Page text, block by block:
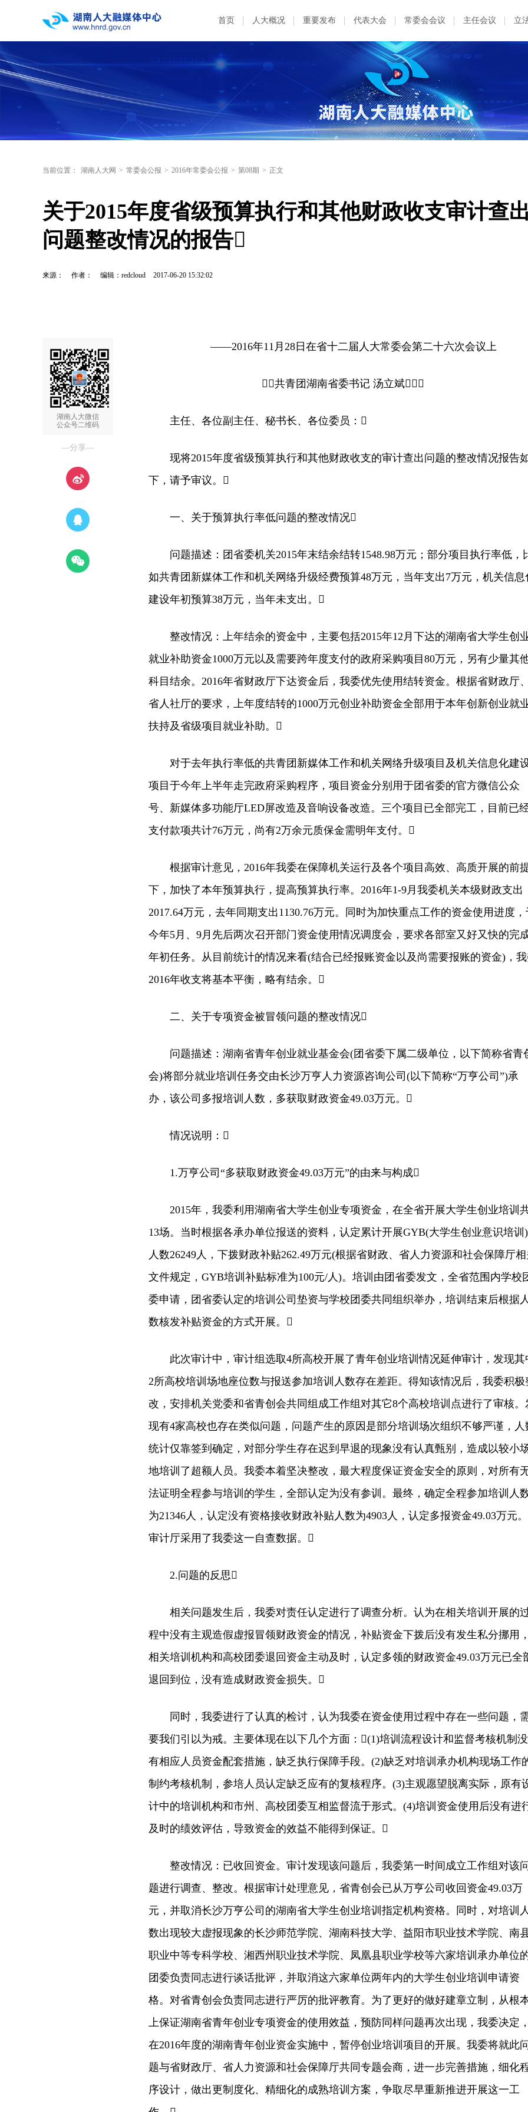
首页 人大概况 重要发布 代表大会 常委会会议 主任会议 立
当前位置： 湖南人大网 > 常委会公报 > 2016年常委会公报 > 第08期 > 正文
关于2015年度省级预算执行和其他财政收支审计查出
问题整改情况的报告
来源： 作者： 编辑：redcloud 2017-06-20 15:32:02
湖南人大微信
公众号二维码
—分享—
——2016年11月28日在省十二届人大常委会第二十六次会议上
共青团湖南省委书记 汤立斌
主任、各位副主任、秘书长、各位委员：
现将2015年度省级预算执行和其他财政收支的审计查出问题的整改情况报告
下，请予审议。
一、关于预算执行率低问题的整改情况
问题描述：团省委机关2015年末结余结转1548.98万元；部分项目执行率低，
如共青团新媒体工作和机关网络升级经费预算48万元，当年支出7万元，机关信息
建设年初预算38万元，当年未支出。
整改情况：上年结余的资金中，主要包括2015年12月下达的湖南省大学生创
就业补助资金1000万元以及需要跨年度支付的政府采购项目80万元，另有少量其
科目结余。2016年省财政厅下达资金后，我委优先使用结转资金。根据省财政厅、
省人社厅的要求，上年度结转的1000万元创业补助资金全部用于本年创新创业就
扶持及省级项目就业补助。
对于去年执行率低的共青团新媒体工作和机关网络升级项目及机关信息化建
项目于今年上半年走完政府采购程序，项目资金分别用于团省委的官方微信公众
号、新媒体多功能厅LED屏改造及音响设备改造。三个项目已全部完工，目前已
支付款项共计76万元，尚有2万余元质保金需明年支付。
根据审计意见，2016年我委在保障机关运行及各个项目高效、高质开展的前
下，加快了本年预算执行，提高预算执行率。2016年1-9月我委机关本级财政支出
2017.64万元，去年同期支出1130.76万元。同时为加快重点工作的资金使用进度，
今年5月、9月先后两次召开部门资金使用情况调度会，要求各部室又好又快的完
年初任务。从目前统计的情况来看(结合已经报账资金以及尚需要报账的资金)，
2016年收支将基本平衡，略有结余。
二、关于专项资金被冒领问题的整改情况
问题描述：湖南省青年创业就业基金会(团省委下属二级单位，以下简称省青
会)将部分就业培训任务交由长沙万亨人力资源咨询公司(以下简称“万亨公司”)承
办，该公司多报培训人数，多获取财政资金49.03万元。
情况说明：
1.万亨公司“多获取财政资金49.03万元”的由来与构成
2015年，我委利用湖南省大学生创业专项资金，在全省开展大学生创业培训
13场。当时根据各承办单位报送的资料，认定累计开展GYB(大学生创业意识培训)
人数26249人，下拨财政补贴262.49万元(根据省财政、省人力资源和社会保障厅相
文件规定，GYB培训补贴标准为100元/人)。培训由团省委发文，全省范围内学校
委申请，团省委认定的培训公司垫资与学校团委共同组织举办，培训结束后根据人
数核发补贴资金的方式开展。
此次审计中，审计组选取4所高校开展了青年创业培训情况延伸审计，发现其
2所高校培训场地座位数与报送参加培训人数存在差距。得知该情况后，我委积极
改，安排机关党委和省青创会共同组成工作组对其它8个高校培训点进行了审核。
现有4家高校也存在类似问题，问题产生的原因是部分培训场次组织不够严谨，人
统计仅靠签到确定，对部分学生存在迟到早退的现象没有认真甄别，造成以较小
地培训了超额人员。我委本着坚决整改，最大程度保证资金安全的原则，对所有
法证明全程参与培训的学生，全部认定为没有参训。最终，确定全程参加培训人
为21346人，认定没有资格接收财政补贴人数为4903人，认定多报资金49.03万元。
审计厅采用了我委这一自查数据。
2.问题的反思
相关问题发生后，我委对责任认定进行了调查分析。认为在相关培训开展的
程中没有主观造假虚报冒领财政资金的情况，补贴资金下拨后没有发生私分挪用，
相关培训机构和高校团委退回资金主动及时，认定多领的财政资金49.03万元已全
退回到位，没有造成财政资金损失。
同时，我委进行了认真的检讨，认为我委在资金使用过程中存在一些问题，
要我们引以为戒。主要体现在以下几个方面：(1)培训流程设计和监督考核机制没
有相应人员资金配套措施，缺乏执行保障手段。(2)缺乏对培训承办机构现场工作
制约考核机制，参培人员认定缺乏应有的复核程序。(3)主观愿望脱离实际，原有
计中的培训机构和市州、高校团委互相监督流于形式。(4)培训资金使用后没有进
及时的绩效评估，导致资金的效益不能得到保证。
整改情况：已收回资金。审计发现该问题后，我委第一时间成立工作组对该问
题进行调查、整改。根据审计处理意见，省青创会已从万亨公司收回资金49.03万
元，并取消长沙万亨公司的湖南省大学生创业培训指定机构资格。同时，对培训人
数出现较大虚报现象的长沙师范学院、湖南科技大学、益阳市职业技术学院、南
职业中等专科学校、湘西州职业技术学院、凤凰县职业学校等六家培训承办单位
团委负责同志进行谈话批评，并取消这六家单位两年内的大学生创业培训申请资
格。对省青创会负责同志进行严厉的批评教育。为了更好的做好建章立制，从根
上保证湖南省青年创业专项资金的使用效益，预防同样问题再次出现，我委决定，
在2016年度的湖南青年创业资金实施中，暂停创业培训项目的开展。我委将就此问
题与省财政厅、省人力资源和社会保障厅共同专题会商，进一步完善措施，细化
序设计，做出更制度化、精细化的成熟培训方案，争取尽早重新推进开展这一工